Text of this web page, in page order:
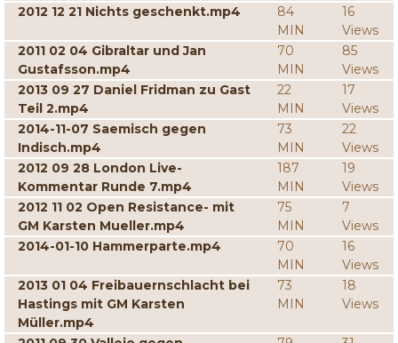
2012 12 21 Nichts geschenkt.mp4
84
MIN
16
Views
2011 02 04 Gibraltar und Jan
Gustafsson.mp4
70
MIN
85
Views
2013 09 27 Daniel Fridman zu Gast
Teil 2.mp4
22
MIN
17
Views
2014-11-07 Saemisch gegen
Indisch.mp4
73
MIN
22
Views
2012 09 28 London Live-
Kommentar Runde 7.mp4
187
MIN
19
Views
2012 11 02 Open Resistance- mit
GM Karsten Mueller.mp4
75
MIN
7
Views
2014-01-10 Hammerparte.mp4
70
MIN
16
Views
2013 01 04 Freibauernschlacht bei
Hastings mit GM Karsten
Müller.mp4
73
MIN
18
Views